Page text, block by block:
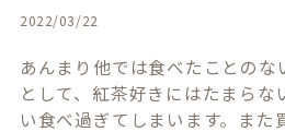
2022/03/22
あんまり他では食べたことのな
として、紅茶好きにはたまらな
い食べ過ぎてしまいます。また